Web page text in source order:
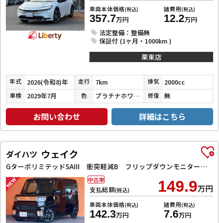
車両本体価格(税込)
357.7万円
諸費用(税込)
12.2万円
法定整備：整備無
保証付 (1ヶ月・1000km )
栗東店
年式 2026(令和8)年 走行 7km 排気 2000cc
車検 2029年7月 色 プラチナホワイトパールマイカ 修復 無
お問い合わせ 詳細はこちら
ダイハツ ウェイク
GターボリミテッドSAIII 衝突軽減B フリップダウンモニター 純正ナビ Bluetooth対応 パノラマモニター LEDヘッドライト 両側自動ドア フォグライト スマートキー プッシュスタート アイドリングストップ
支払総額(税込) 149.9万円
車両本体価格(税込)
142.3万円
諸費用(税込)
7.6万円
中古車